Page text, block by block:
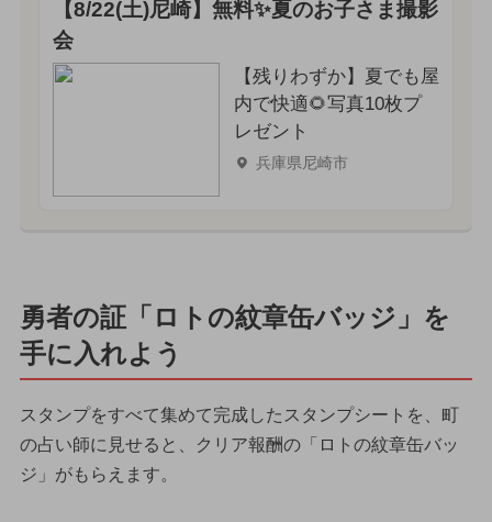
【8/22(土)尼崎】無料✨夏のお子さま撮影
会
【残りわずか】夏でも屋
内で快適🌻写真10枚プ
レゼント
兵庫県尼崎市
勇者の証「ロトの紋章缶バッジ」を
手に入れよう
スタンプをすべて集めて完成したスタンプシートを、町
の占い師に見せると、クリア報酬の「ロトの紋章缶バッ
ジ」がもらえます。